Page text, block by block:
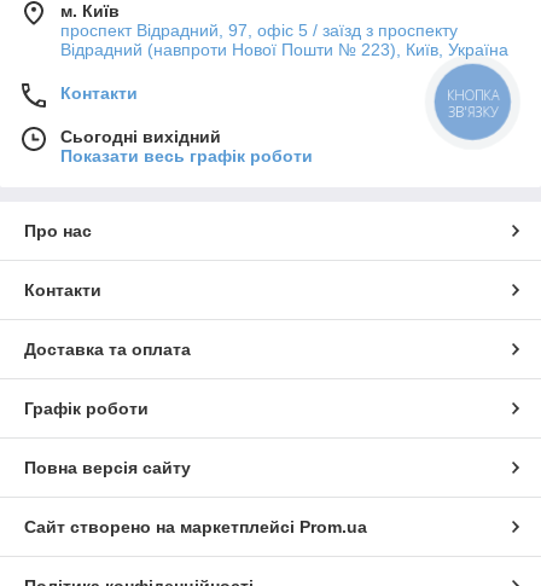
м. Київ
проспект Відрадний, 97, офіс 5 / заїзд з проспекту
Відрадний (навпроти Нової Пошти № 223), Київ, Україна
Контакти
Сьогодні вихідний
Показати весь графік роботи
Про нас
Контакти
Доставка та оплата
Графік роботи
Повна версія сайту
Сайт створено на маркетплейсі Prom.ua
КНОПКА
ЗВ'ЯЗКУ